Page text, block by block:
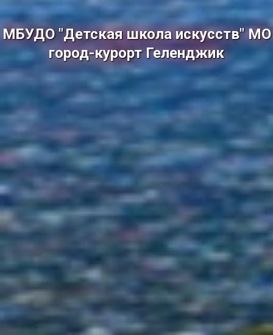
МБУДО "Детская школа искусств" МО
город-курорт Геленджик